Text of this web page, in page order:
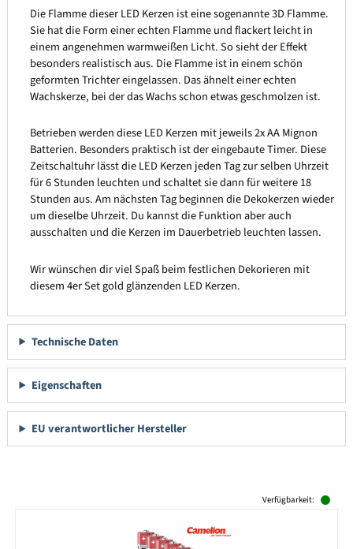
Die Flamme dieser LED Kerzen ist eine sogenannte 3D Flamme.
Sie hat die Form einer echten Flamme und flackert leicht in
einem angenehmen warmweißen Licht. So sieht der Effekt
besonders realistisch aus. Die Flamme ist in einem schön
geformten Trichter eingelassen. Das ähnelt einer echten
Wachskerze, bei der das Wachs schon etwas geschmolzen ist.
Betrieben werden diese LED Kerzen mit jeweils 2x AA Mignon
Batterien. Besonders praktisch ist der eingebaute Timer. Diese
Zeitschaltuhr lässt die LED Kerzen jeden Tag zur selben Uhrzeit
für 6 Stunden leuchten und schaltet sie dann für weitere 18
Stunden aus. Am nächsten Tag beginnen die Dekokerzen wieder
um dieselbe Uhrzeit. Du kannst die Funktion aber auch
ausschalten und die Kerzen im Dauerbetrieb leuchten lassen.
Wir wünschen dir viel Spaß beim festlichen Dekorieren mit
diesem 4er Set gold glänzenden LED Kerzen.
Technische Daten
Eigenschaften
EU verantwortlicher Hersteller
Verfügbarkeit: